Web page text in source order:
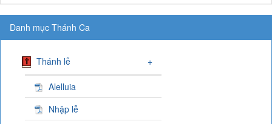
Danh mục Thánh Ca
Thánh lễ +
Alelluia
Nhập lễ